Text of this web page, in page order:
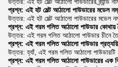
প্রশ্ন: এই হট মেল্ট আঠালো পাউডারের মডেল
উত্তর: এই হট মেল্ট আঠালো পাউডারের মডেল
প্রশ্ন: এই গরম গলিত আঠালো পাউডার কোথায়
উত্তর: এই গরম গলিত আঠালো পাউডার চীনে
প্রশ্ন: এই গরম গলিত আঠালো পাউডার
উত্তর: হ্যাঁ, এই গরম গলিত আঠালো পাউডারটি
প্রশ্ন: এই গরম গলিত আঠালো পাউডারের এক